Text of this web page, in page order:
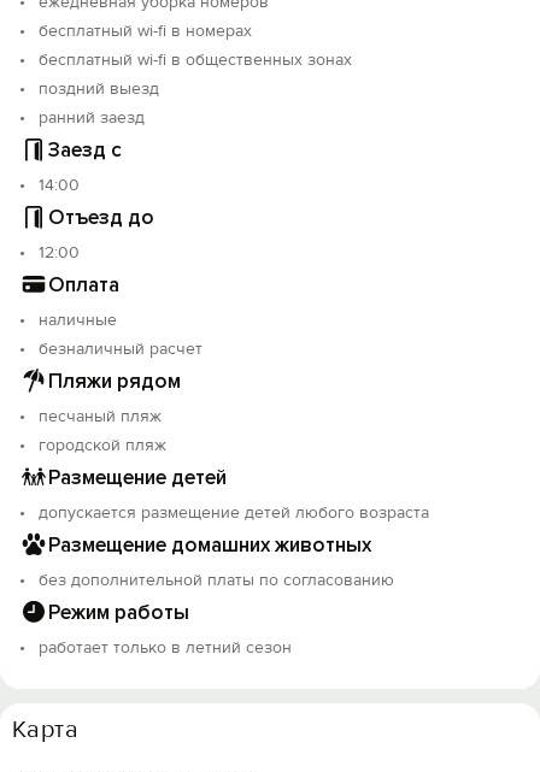
бесплатный wi-fi в номерах
бесплатный wi-fi в общественных зонах
поздний выезд
ранний заезд
Заезд с
14:00
Отъезд до
12:00
Оплата
наличные
безналичный расчет
Пляжи рядом
песчаный пляж
городской пляж
Размещение детей
допускается размещение детей любого возраста
Размещение домашних животных
без дополнительной платы по согласованию
Режим работы
работает только в летний сезон
Карта